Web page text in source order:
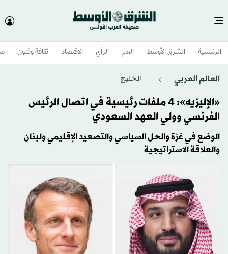
الرئيسية الشرق الأوسط​ العالم الرأي الاقتصاد ثقافة وفنون
العالم العربي الخليج
«الإليزيه»: 4 ملفات رئيسية في اتصال الرئيس
الفرنسي وولي العهد السعودي
الوضع في غزة والحل السياسي والتصعيد الإقليمي ولبنان
والعلاقة الاستراتيجية